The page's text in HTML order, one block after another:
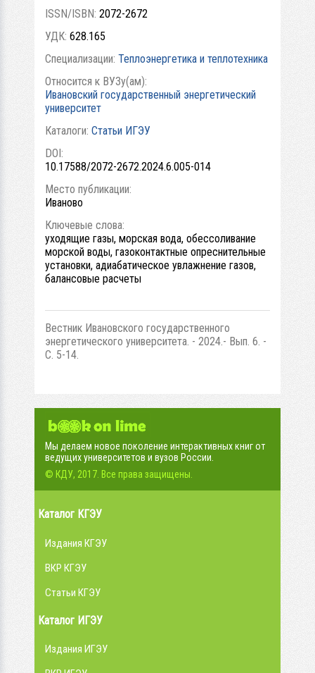
ISSN/ISBN: 2072-2672
УДК: 628.165
Специализации: Теплоэнергетика и теплотехника
Относится к ВУЗу(ам):
Ивановский государственный энергетический
университет
Каталоги: Статьи ИГЭУ
DOI:
10.17588/2072-2672.2024.6.005-014
Место публикации:
Иваново
Ключевые слова:
уходящие газы, морская вода, обессоливание
морской воды, газоконтактные опреснительные
установки, адиабатическое увлажнение газов,
балансовые расчеты
Вестник Ивановского государственного
энергетического университета. - 2024.- Вып. 6. -
С. 5-14.
Мы делаем новое поколение интерактивных книг от
ведущих университетов и вузов России.
© КДУ, 2017. Все права защищены.
Каталог КГЭУ
Издания КГЭУ
ВКР КГЭУ
Статьи КГЭУ
Каталог ИГЭУ
Издания ИГЭУ